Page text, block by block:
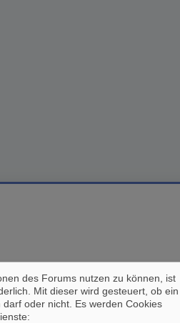
des Forums nutzen zu können, ist
Mit dieser wird gesteuert, ob ein
darf oder nicht. Es werden Cookies